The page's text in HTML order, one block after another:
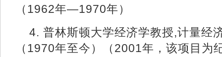
（1962年—1970年）
4. 普林斯顿大学经济学教授,计量经
（1970年至今）（2001年，该项目为